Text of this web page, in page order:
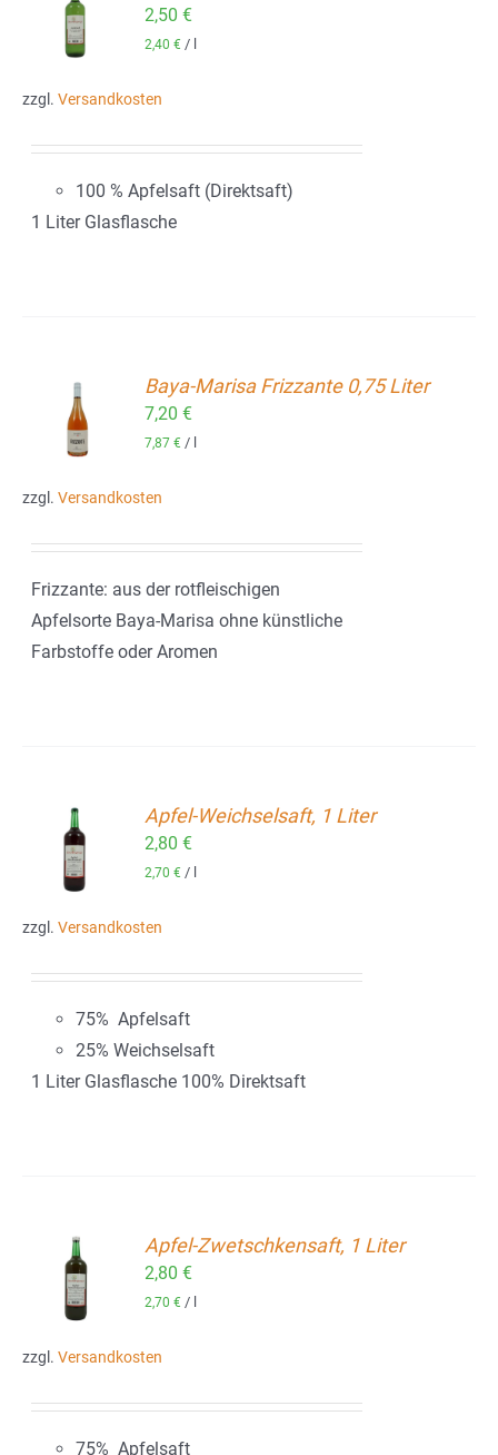
2,50€
2,40€ /
zzgl. Versandkosten
100 % Apfelsaft (Direktsaft)
1 Liter Glasflasche
Baya-Marisa Frizzante 0,75 Liter
7,20€
7,87€ /
zzgl. Versandkosten
Frizzante: aus der rotfleischigen
Apfelsorte Baya-Marisa ohne künstliche
Farbstoffe oder Aromen
Apfel-Weichselsaft, 1 Liter
2,80€
2,70€ /
zzgl. Versandkosten
75% Apfelsaft
25% Weichselsaft
1 Liter Glasflasche 100% Direktsaft
Apfel-Zwetschkensaft, 1 Liter
2,80€
2,70€ /
zzgl. Versandkosten
75% Apfelsaft